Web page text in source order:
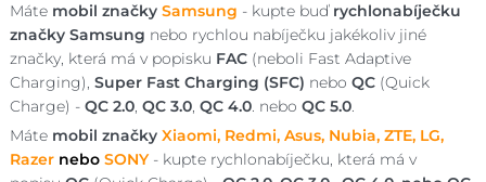
Máte mobil značky Samsung - kupte buď rychlonabíječku
značky Samsung nebo rychlou nabíječku jakékoliv jiné
značky, která má v popisku FAC(neboli Fast Adaptive
Charging), Super Fast Charging (SFC) nebo QC(Quick
Charge) - QC 2.0, QC 3.0, QC 4.0. nebo QC 5.0.
Máte mobil značky Xiaomi, Redmi, Asus, Nubia, ZTE, LG,
Razer neboSONY- kupte rychlonabíječku, která má v